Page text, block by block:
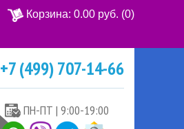
Корзина: 0.00 руб. (0)
+7 (499) 707-14-66
ПН-ПТ | 9:00-19:00